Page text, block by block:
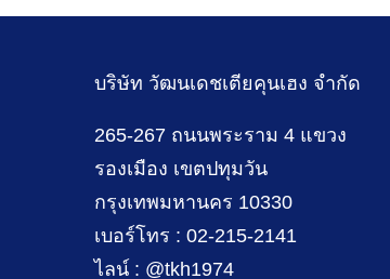
บริษัท วัฒนเดชเตียคุนเฮง จำกัด
265-267 ถนนพระราม 4 แขวง
รองเมือง เขตปทุมวัน
กรุงเทพมหานคร 10330
เบอร์โทร : 02-215-2141
ไลน์ : @tkh1974